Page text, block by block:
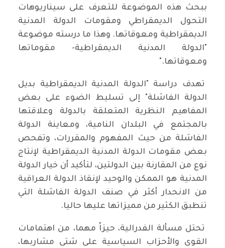
ببحث هذه الموضوعة للتعرف على سيناريوهات
التحول الديمقراطي ومقومات الدولة المدنية
الديمقراطية ومعوقاتها. وهذا ما درسته موضوعة
"الدولة المدنية الديمقراطية- مقوماتها
ومعوقاتها."
تهدف دراسة "الدولة المدنية الديمقراطية بديل
الدولة الفاشلة" إلى تسليط الضوء على بعض
المفاهيم النظرية المتعلقة بالدولة وعلاقتها
بالمجتمع في البلدان النامية، ومعاينة الدولة
الفاشلة من حيث المفهوم والمقررات، وتفحص
بعض مقومات الدولة المدنية الديمقراطية لإنتاج
نوع من المقارنة بين الدولتين، لتأكيد أن خيار الدولة
المدنية هو الممكن والوحيد لإنقاذ الدولة العراقية
من الانحدار أكثر في صنف الدولة الفاشلة التي
تنطبق الكثير من مميزاتها عليها حاليا.
تحتل مسألة الفدرالية، حيزاً مهما، من اهتمامات
القوى والأحزاب السياسية على شتى مشاربها،